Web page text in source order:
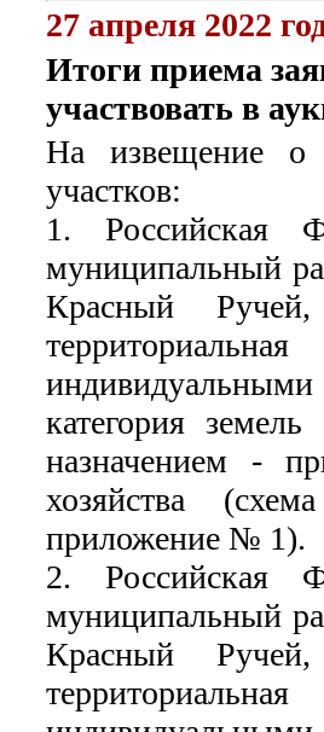
27 апреля 2022
Итоги приема
участвовать в
На извещение о
участков:
1. Российская
муниципальный
Красный Ручей,
категория
назначением -
хозяйства
приложение № 1).
2. Российская
муниципальный
Красный Ручей,